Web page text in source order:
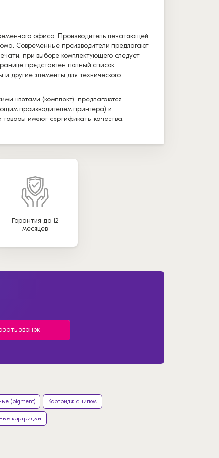
офиса. Производитель печатающей
Современные производители предлагают
при выборе комплектующего следует
представлен полный список
другие элементы для технического
цветами (комплект), предлагаются
производителем принтера) и
товары имеют сертификаты качества.
Гарантия до 12
месяцев
звонок
(pigment) Картридж с чипом
картриджи